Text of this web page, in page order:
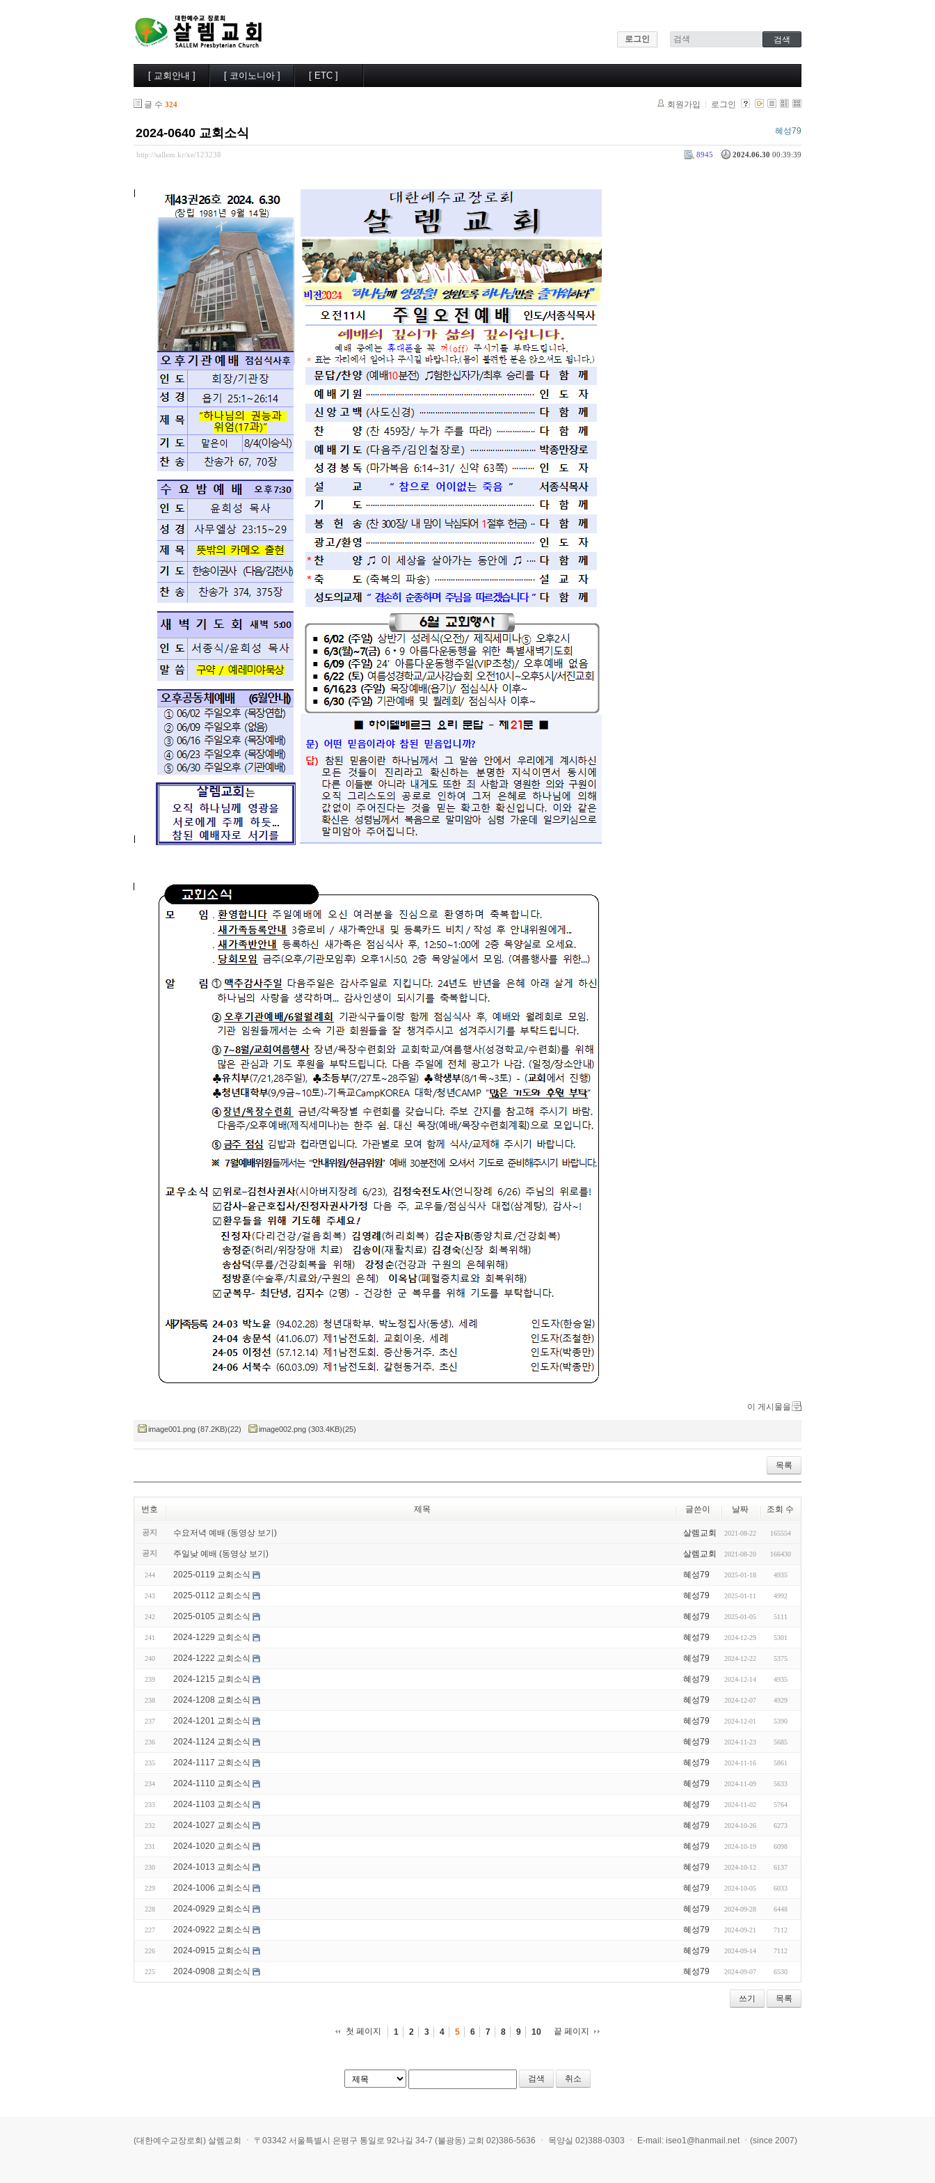
로그인
[ 교회안내 ]
예배시간
부교역자
시무장로
[ 코이노니아 ]
살렘목장
[ ETC ]
글 수 324 회원가입 로그인
2024-0640 교회소식 혜성79
http://sallem.kr/xe/123238 2024.06.30 00:39:39
8945
이 게시물을
image001.png (87.2KB)(22) image002.png (303.4KB)(25)
목록
번호 제목 글쓴이 날짜 조회 수
공지 수요저녁 예배 (동영상 보기) 살렘교회 2021-08-22 165554
공지 주일낮 예배 (동영상 보기) 살렘교회 2021-08-20 166430
244 2025-0119 교회소식 혜성79 2025-01-18 4935
243 2025-0112 교회소식 혜성79 2025-01-11 4992
242 2025-0105 교회소식 혜성79 2025-01-05 5111
241 2024-1229 교회소식 혜성79 2024-12-29 5301
240 2024-1222 교회소식 혜성79 2024-12-22 5375
239 2024-1215 교회소식 혜성79 2024-12-14 4935
238 2024-1208 교회소식 혜성79 2024-12-07 4929
237 2024-1201 교회소식 혜성79 2024-12-01 5390
236 2024-1124 교회소식 혜성79 2024-11-23 5685
235 2024-1117 교회소식 혜성79 2024-11-16 5861
234 2024-1110 교회소식 혜성79 2024-11-09 5633
233 2024-1103 교회소식 혜성79 2024-11-02 5764
232 2024-1027 교회소식 혜성79 2024-10-26 6273
231 2024-1020 교회소식 혜성79 2024-10-19 6098
230 2024-1013 교회소식 혜성79 2024-10-12 6137
229 2024-1006 교회소식 혜성79 2024-10-05 6033
228 2024-0929 교회소식 혜성79 2024-09-28 6448
227 2024-0922 교회소식 혜성79 2024-09-21 7112
226 2024-0915 교회소식 혜성79 2024-09-14 7112
225 2024-0908 교회소식 혜성79 2024-09-07 6530
쓰기 목록
첫 페이지 1 2 3 4 5 6 7 8 9 10 끝 페이지
취소
(대한예수교장로회) 살렘교회 ㆍ 〒03342 서울특별시 은평구 통일로 92나길 34-7 (불광동) 교회 02)386-5636 ㆍ 목양실 02)388-0303 ㆍ E-mail: iseo1@hanmail.net ㆍ(since 2007)